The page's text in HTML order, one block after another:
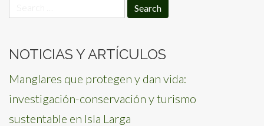
for:
NOTICIAS Y ARTÍCULOS
Manglares que protegen y dan vida:
investigación-conservación y turismo
sustentable en Isla Larga